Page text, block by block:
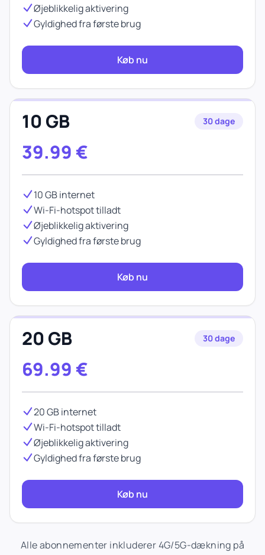
Øjeblikkelig aktivering
Gyldighed fra første brug
Køb nu
10 GB 30 dage
39.99 €
10 GB internet
Wi-Fi-hotspot tilladt
Øjeblikkelig aktivering
Gyldighed fra første brug
Køb nu
20 GB 30 dage
69.99 €
20 GB internet
Wi-Fi-hotspot tilladt
Øjeblikkelig aktivering
Gyldighed fra første brug
Køb nu
Alle abonnementer inkluderer 4G/5G-dækning på